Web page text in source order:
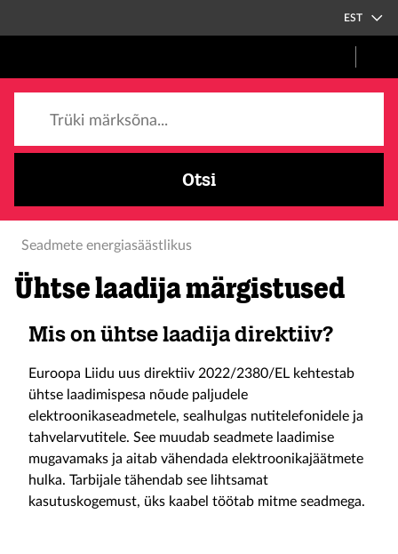
EST
Otsi
Seadmete energiasäästlikus
Ühtse laadija märgistused
Mis on ühtse laadija direktiiv?
Euroopa Liidu uus direktiiv 2022/2380/EL kehtestab
ühtse laadimispesa nõude paljudele
elektroonikaseadmetele, sealhulgas nutitelefonidele ja
tahvelarvutitele. See muudab seadmete laadimise
mugavamaks ja aitab vähendada elektroonikajäätmete
hulka. Tarbijale tähendab see lihtsamat
kasutuskogemust, üks kaabel töötab mitme seadmega.